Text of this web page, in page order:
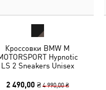
Кроссовки BMW M
Hypnotic
LS 2 Sneakers Unisex
2 490,00 ₴ 4 990,00 ₴